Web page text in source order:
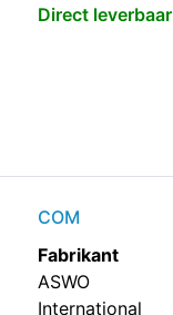
Direct leverbaar
COM
Fabrikant
ASWO
International